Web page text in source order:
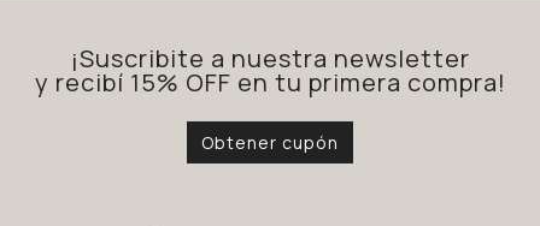
¡Suscribite a nuestra newsletter
y recibí 15% OFF en tu primera compra!
Obtener cupón